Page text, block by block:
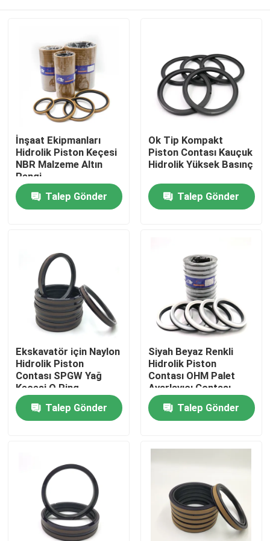
Ev
videolar
Hakkımızda
Kalite kontrol
Bize Ulaşın
Vakalar
Hidrolik Kırıcı Conta Takımı
İnşaat Ekipmanları
Hidrolik Piston Keçesi
NBR Malzeme Altın
Rengi
Talep Gönder
Ok Tip Kompakt
Piston Contası Kauçuk
Hidrolik Yüksek Basınç
Talep Gönder
Ekskavatör için Naylon
Hidrolik Piston
Contası SPGW Yağ
Keçesi O Ring
Talep Gönder
Siyah Beyaz Renkli
Hidrolik Piston
Contası OHM Palet
Ayarlayıcı Contası
Talep Gönder